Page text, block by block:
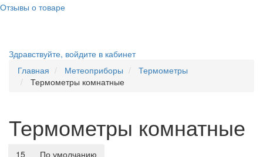
Отзывы о товаре
Здравствуйте, войдите в кабинет
Главная
Метеоприборы
Термометры
Термометры комнатные
Термометры комнатные
15 По умолчанию